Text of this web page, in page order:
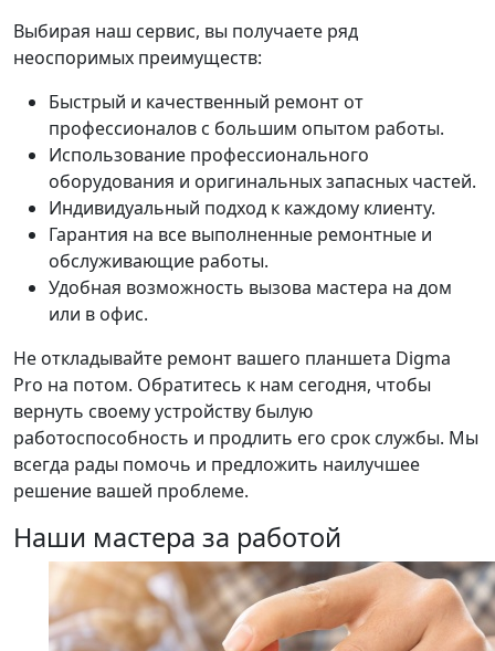
Выбирая наш сервис, вы получаете ряд
неоспоримых преимуществ:
Быстрый и качественный ремонт от
профессионалов с большим опытом работы.
Использование профессионального
оборудования и оригинальных запасных частей.
Индивидуальный подход к каждому клиенту.
Гарантия на все выполненные ремонтные и
обслуживающие работы.
Удобная возможность вызова мастера на дом
или в офис.
Не откладывайте ремонт вашего планшета Digma
Pro на потом. Обратитесь к нам сегодня, чтобы
вернуть своему устройству былую
работоспособность и продлить его срок службы. Мы
всегда рады помочь и предложить наилучшее
решение вашей проблеме.
Наши мастера за работой